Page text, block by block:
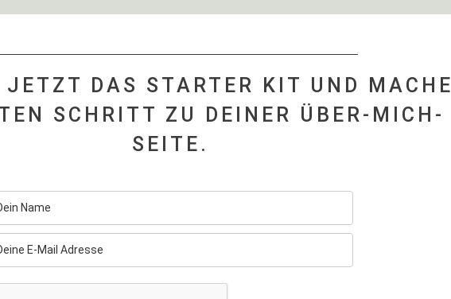
JETZT DAS STARTER KIT UND MACHE
SCHRITT ZU DEINER ÜBER-MICH-
SEITE.